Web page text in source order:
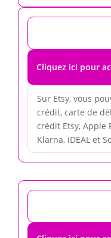
Cliquez ici pour
Sur Etsy, vous
crédit, carte de
crédit Etsy, Apple
Klarna, iDEAL et